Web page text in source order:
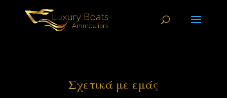
Σχετικά με εμάς